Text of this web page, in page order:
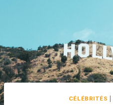
CÉLÉBRITÉS